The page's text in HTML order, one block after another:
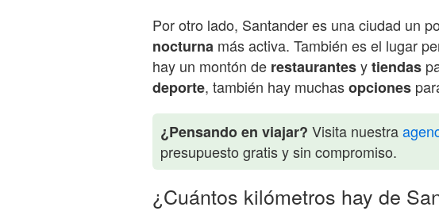
Por otro lado, Santander es una ciudad un
nocturna más activa. También es el lugar
hay un montón de restaurantesytiendas
deporte, también hay muchasopciones
¿Pensando en viajar? Visita nuestra
presupuesto gratis y sin compromiso.
¿Cuántos kilómetros hay de